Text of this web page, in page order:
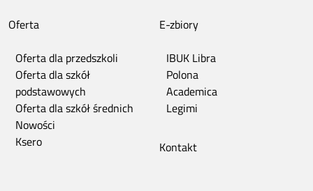
Oferta
Oferta dla przedszkoli
Oferta dla szkół
podstawowych
Oferta dla szkół średnich
Nowości
Ksero
E-zbiory
IBUK Libra
Polona
Academica
Legimi
Kontakt